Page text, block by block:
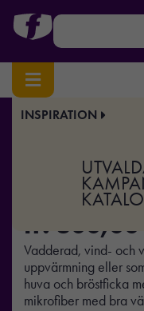
INSPIRATION
Hem/Profilkläder/ Craft Isolate
Craft
fr. 800,00
Vadderad, vind- och
uppvärmning eller
huva och bröstficka
mikrofiber med bra